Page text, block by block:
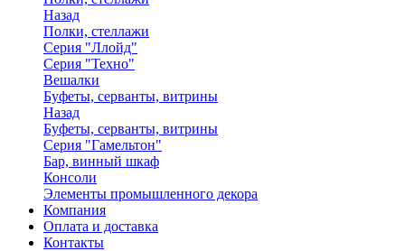
Назад
Полки, стеллажи
Серия "Ллойд"
Серия "Техно"
Вешалки
Буфеты, серванты, витрины
Назад
Буфеты, серванты, витрины
Серия "Гамельтон"
Бар, винный шкаф
Консоли
Элементы промышленного декора
Компания
Оплата и доставка
Контакты